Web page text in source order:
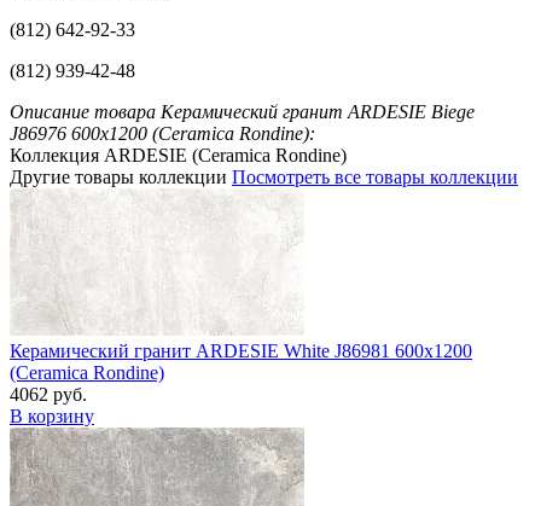
(812) 642-92-33
(812) 939-42-48
Описание товара Керамический гранит ARDESIE Biege
J86976 600x1200 (Ceramica Rondine):
Коллекция ARDESIE (Ceramica Rondine)
Другие товары коллекции Посмотреть все товары коллекции
Керамический гранит ARDESIE White J86981 600x1200
(Ceramica Rondine)
4062 руб.
В корзину